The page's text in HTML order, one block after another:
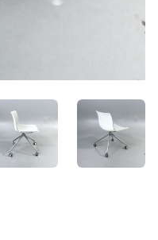
YjwWAt4rPhhE.jpeg